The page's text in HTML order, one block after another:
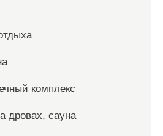
комплекс
дровах, сауна